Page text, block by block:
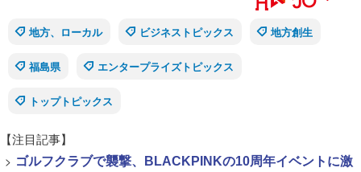
地方、ローカル ビジネストピックス 地方創生
福島県 エンタープライズトピックス
トップトピックス
【注目記事】
> ゴルフクラブで襲撃、BLACKPINKの10周年イベントに激